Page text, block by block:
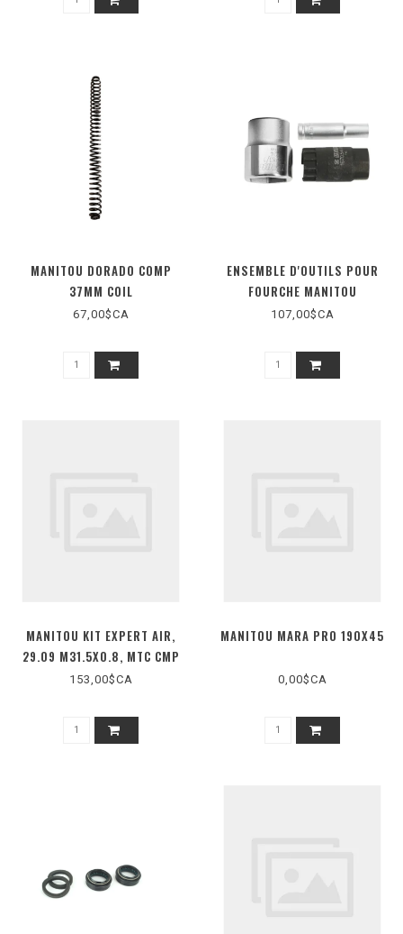
MANITOU DORADO COMP
37MM COIL
67,00$CA
ENSEMBLE D'OUTILS POUR
FOURCHE MANITOU
107,00$CA
MANITOU KIT EXPERT AIR,
29.09 M31.5X0.8, MTC CMP
153,00$CA
MANITOU MARA PRO 190X45
0,00$CA